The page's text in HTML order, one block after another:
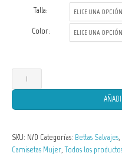
Talla:
Color:
Camisetas
de
Mujer
foerschi
cantidad
SKU: N/D Categorías: Bettas Salvajes,
Camisetas Mujer,Todos los